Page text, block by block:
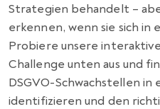
Strategien behandelt –
erkennen, wenn sie sich in
Probiere unsere
Challenge unten aus und
DSGVO-Schwachstellen in
identifizieren und den